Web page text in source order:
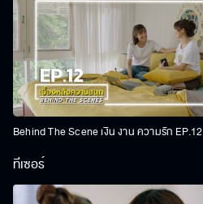
Behind The Scene เงิน งาน ความรัก EP.12
ทีเซอร์